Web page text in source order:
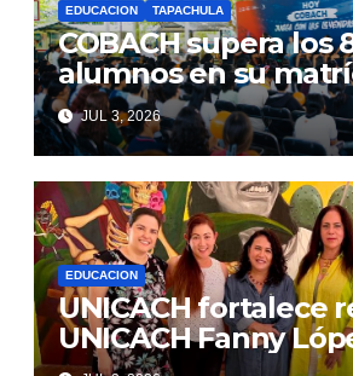
EDUCACION TAPACHULA
COBACH supera los
alumnos en su
JUL 3, 2026
EDUCACION
UNICACH fortalece
UNICACH Fanny
Jiménez